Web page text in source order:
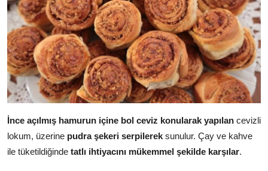
İnce açılmış hamurun içine bol ceviz konularak yapılan cevizli
lokum, üzerine pudra şekeri serpilerek sunulur. Çay ve kahve
ile tüketildiğinde tatlı ihtiyacını mükemmel şekilde karşılar.